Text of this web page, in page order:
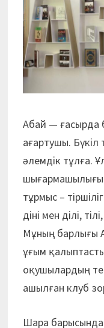
Абай — ғасырда
ағартушы. Бүкіл
әлемдік тұлға.
тұрмыс –
діні мен ділі,
Мұның барлығы
ұғым
оқушылардың
ашылған клуб
Шара барысында